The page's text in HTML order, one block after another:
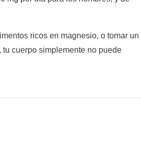
ricos en magnesio, o tomar un
cuerpo simplemente no puede